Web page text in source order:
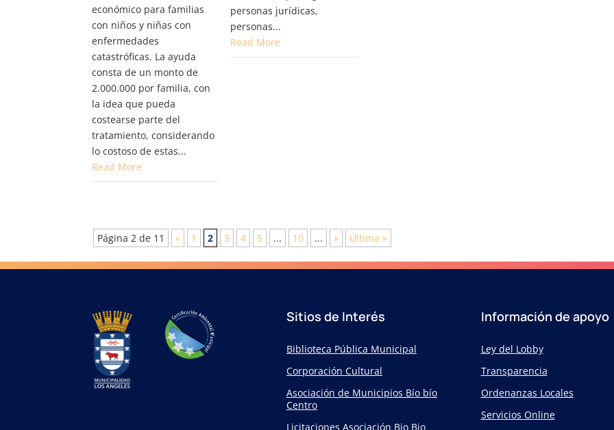
económico para familias
con niños y niñas con
enfermedades
catastróficas. La ayuda
consta de un monto de
2.000.000 por familia, con
la idea que pueda
costearse parte del
tratamiento, considerando
lo costoso de estas...
Read More
personas jurídicas,
personas...
Read More
Página 2 de 11 « 1 2 3 4 5 ... 10 ... » Última »
Sitios de Interés
Biblioteca Pública Municipal
Corporación Cultural
Asociación de Municipios Bío bío
Centro
Licitaciones Asociación Bio Bio
Información de apoyo
Ley del Lobby
Transparencia
Ordenanzas Locales
Servicios Online